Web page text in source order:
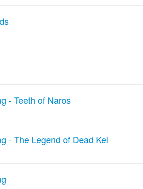
- Teeth of Naros
- The Legend of Dead Kel